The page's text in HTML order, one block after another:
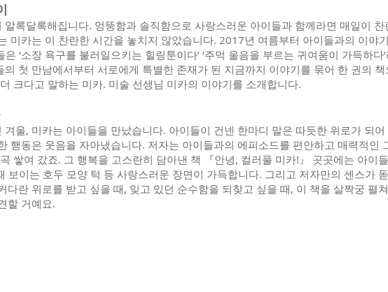
록달록해집니다. 엉뚱함과 솔직함으로 사랑스러운 아이들과 함께라면 매일이 찬
미카는 이 찬란한 시간을 놓치지 않았습니다. 2017년 여름부터 아이들과의 이야
‘소장 욕구를 불러일으키는 힐링툰이다’ ‘주먹 울음을 부르는 귀여움이 가득하다
첫 만남에서부터 서로에게 특별한 존재가 된 지금까지 이야기를 묶어 한 권의
크다고 말하는 미카. 미술 선생님 미카의 이야기를 소개합니다.
울, 미카는 아이들을 만났습니다. 아이들이 건넨 한마디 말은 따듯한 위로가 되어
행동은 웃음을 자아냈습니다. 저자는 아이들과의 에피소드를 편안하고 매력적인
쌓여 갔죠. 그 행복을 고스란히 담아낸 책 『안녕, 컬러풀 미카!』 곳곳에는 아이
보이는 호두 모양 턱 등 사랑스러운 장면이 가득합니다. 그리고 저자만의 센스가
다란 위로를 받고 싶을 때, 잊고 있던 순수함을 되찾고 싶을 때, 이 책을 살짝궁 펼
할 거예요.